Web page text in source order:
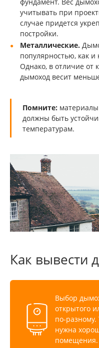
фундамент. Вес
учитывать при
случае придется
постройки.
Металлические.
популярностью, как и
Однако, в отличие от
дымоход весит
Помните:
должны быть
температурам.
Как вывести
Выбор
открытого
по-разному.
нужна
помещения.